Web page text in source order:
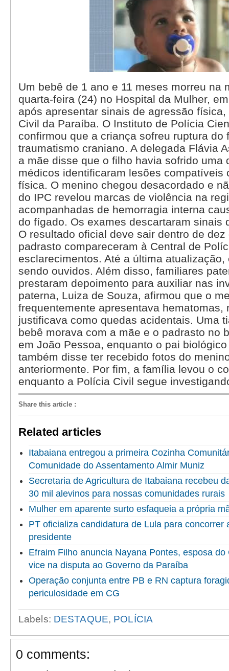
Um bebê de 1 ano e 11 meses morreu na
quarta-feira (24) no Hospital da Mulher,
após apresentar sinais de agressão
Civil da Paraíba. O Instituto de Polícia
confirmou que a criança sofreu ruptura do
traumatismo craniano. A delegada Flávia
a mãe disse que o filho havia sofrido uma
médicos identificaram lesões compatíveis
física. O menino chegou desacordado e
do IPC revelou marcas de violência na
acompanhadas de hemorragia interna
do fígado. Os exames descartaram sinais
O resultado oficial deve sair dentro de dez
padrasto compareceram à Central de
esclarecimentos. Até a última
sendo ouvidos. Além disso, familiares
prestaram depoimento para auxiliar nas
paterna, Luiza de Souza, afirmou que o
frequentemente apresentava hematomas,
justificava como quedas acidentais. Uma
bebê morava com a mãe e o padrasto no
em João Pessoa, enquanto o pai
também disse ter recebido fotos do
anteriormente. Por fim, a família levou o
enquanto a Polícia Civil segue
Share this article :
Related articles
Itabaiana entregou a primeira Cozinha
Comunidade do Assentamento Almir Muniz
Secretaria de Agricultura de Itabaiana recebeu
30 mil alevinos para nossas comunidades rurais
Mulher em aparente surto esfaqueia a própria
PT oficializa candidatura de Lula para concorrer
presidente
Efraim Filho anuncia Nayana Pontes, esposa
vice na disputa ao Governo da Paraíba
Operação conjunta entre PB e RN captura
periculosidade em CG
Labels: DESTAQUE, POLÍCIA
0 comments: